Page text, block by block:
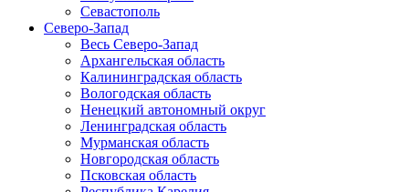
Севастополь
Северо-Запад
Весь Северо-Запад
Архангельская область
Калининградская область
Вологодская область
Ненецкий автономный округ
Ленинградская область
Мурманская область
Новгородская область
Псковская область